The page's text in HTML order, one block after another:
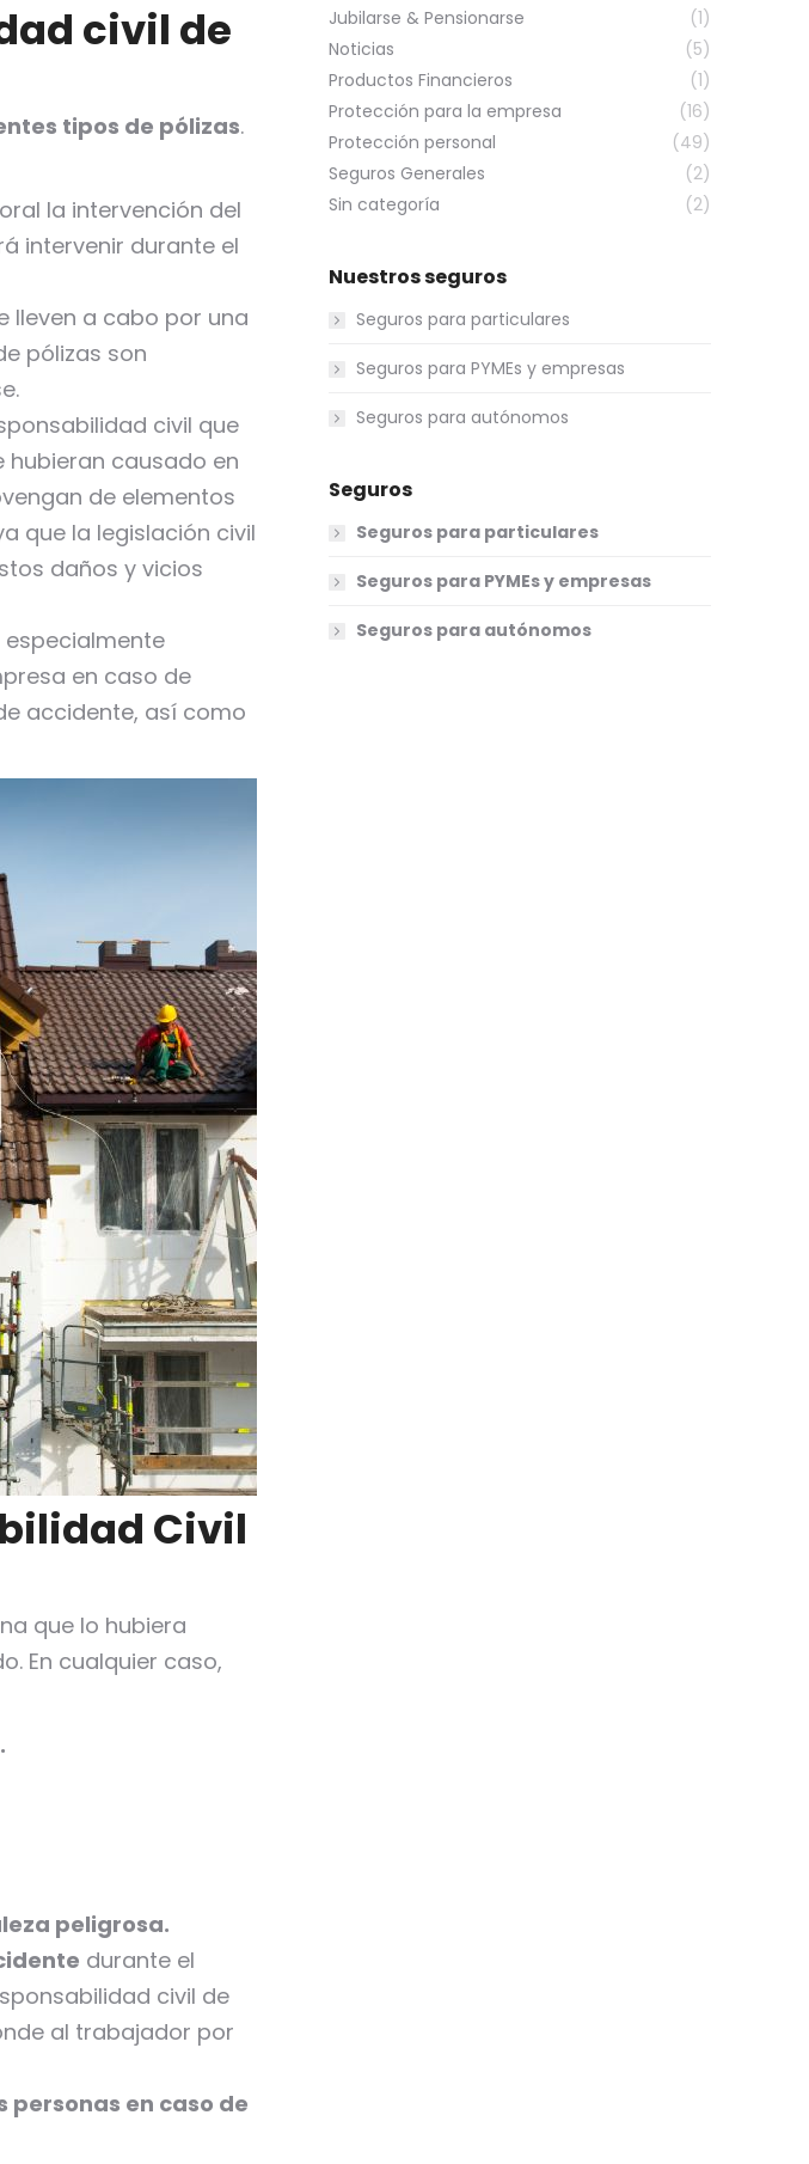
civil de
tipos de pólizas.
la intervención del
intervenir durante el
lleven a cabo por una
pólizas son
civil que
hubieran causado en
de elementos
que la legislación civil
daños y vicios
en caso de
accidente, así como
Civil
que lo hubiera
En cualquier caso,
peligrosa.
durante el
civil de
al trabajador por
personas en caso de
Jubilarse & Pensionarse
(1)
Noticias
(5)
Productos Financieros
(1)
Protección para la empresa
(16)
Protección personal
(49)
Seguros Generales
(2)
Sin categoría
(2)
Nuestros seguros
Seguros para particulares
Seguros para PYMEs y empresas
Seguros para autónomos
Seguros
Seguros para particulares
Seguros para PYMEs y empresas
Seguros para autónomos